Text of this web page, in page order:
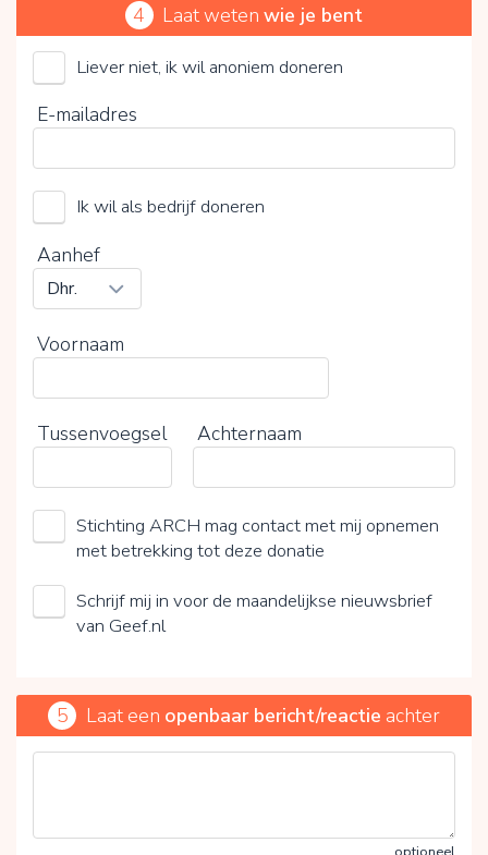
Kies je vrijwillige bijdrage
0%
4 Laat wetenwie je bent
Liever niet, ik wil anoniem doneren
E-mailadres
Ik wil als bedrijf doneren
Aanhef
Voornaam
Tussenvoegsel Achternaam
Stichting ARCH mag contact met mij opnemen
met betrekking tot deze donatie
Schrijf mij in voor de maandelijkse nieuwsbrief
van Geef.nl
5 Laat een openbaar bericht/reactie achter